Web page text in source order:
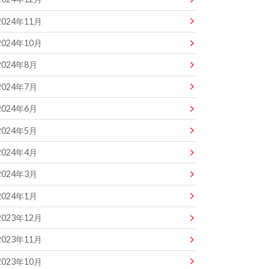
年11月
年10月
年8月
年7月
年6月
年5月
年4月
年3月
年1月
年12月
年11月
年10月